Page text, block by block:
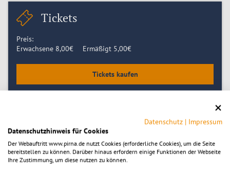
Tickets
Preis:
Erwachsene 8,00€ Ermäßigt 5,00€
Tickets kaufen
Montag 31.08.2026, 14:00 -15:30
Montag 07.09.2026, 14:00
Montag 14.09.2026, 14:00
Datenschutz | Impressum
Datenschutzhinweis für Cookies
Der Webauftritt www.pirna.de nutzt Cookies (erforderliche Cookies), um die Seite
bereitstellen zu können. Darüber hinaus erfordern einige Funktionen der Webseite
Ihre Zustimmung, um diese nutzen zu können.